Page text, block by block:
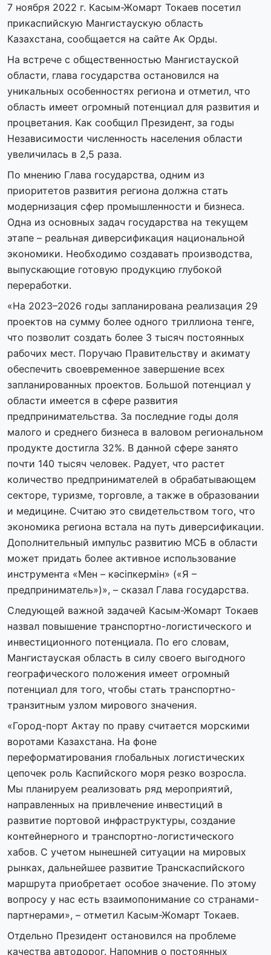
7 ноября 2022 г. Касым-Жомарт Токаев посетил
прикаспийскую Мангистаускую область
Казахстана, сообщается на сайте Ак Орды.
На встрече с общественностью Мангистауской
области, глава государства остановился на
уникальных особенностях региона и отметил, что
область имеет огромный потенциал для развития и
процветания. Как сообщил Президент, за годы
Независимости численность населения области
увеличилась в 2,5 раза.
По мнению Глава государства, одним из
приоритетов развития региона должна стать
модернизация сфер промышленности и бизнеса.
Одна из основных задач государства на текущем
этапе – реальная диверсификация национальной
экономики. Необходимо создавать производства,
выпускающие готовую продукцию глубокой
переработки.
«На 2023–2026 годы запланирована реализация 29
проектов на сумму более одного триллиона тенге,
что позволит создать более 3 тысяч постоянных
рабочих мест. Поручаю Правительству и акимату
обеспечить своевременное завершение всех
запланированных проектов. Большой потенциал у
области имеется в сфере развития
предпринимательства. За последние годы доля
малого и среднего бизнеса в валовом региональном
продукте достигла 32%. В данной сфере занято
почти 140 тысяч человек. Радует, что растет
количество предпринимателей в обрабатывающем
секторе, туризме, торговле, а также в образовании
и медицине. Считаю это свидетельством того, что
экономика региона встала на путь диверсификации.
Дополнительный импульс развитию МСБ в области
может придать более активное использование
инструмента «Мен – кәсіпкермін» («Я –
предприниматель»)», – сказал Глава государства.
Следующей важной задачей Касым-Жомарт Токаев
назвал повышение транспортно-логистического и
инвестиционного потенциала. По его словам,
Мангистауская область в силу своего выгодного
географического положения имеет огромный
потенциал для того, чтобы стать транспортно-
транзитным узлом мирового значения.
«Город-порт Актау по праву считается морскими
воротами Казахстана. На фоне
переформатирования глобальных логистических
цепочек роль Каспийского моря резко возросла.
Мы планируем реализовать ряд мероприятий,
направленных на привлечение инвестиций в
развитие портовой инфраструктуры, создание
контейнерного и транспортно-логистического
хабов. С учетом нынешней ситуации на мировых
рынках, дальнейшее развитие Транскаспийского
маршрута приобретает особое значение. По этому
вопросу у нас есть взаимопонимание со странами-
партнерами», – отметил Касым-Жомарт Токаев.
Отдельно Президент остановился на проблеме
качества автодорог. Напомнив о постоянных